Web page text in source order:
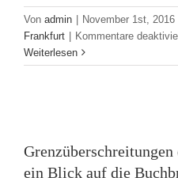
Von admin | November 1st, 2016
Frankfurt | Kommentare
Weiterlesen
ein Blick auf die